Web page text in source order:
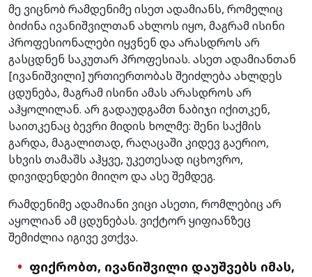
მე ვიცნობ რამდენიმე ისეთ ადამიანს, რომელიც
ბიძინა ივანიშვილთან ახლოს იყო, მაგრამ ისინი
პროფესიონალები იყვნენ და არასდროს არ
გასცდნენ საკუთარ პროფესიას. ასეთ ადამიანთან
[ივანიშვილი] ურთიერთობას შეიძლება ახლდეს
ცდუნება, მაგრამ ისინი ამას არასდროს არ
აჰყოლილან. არ გადაუდგამთ ნაბიჯი იქითკენ,
საითკენაც ბევრი მიდის ხოლმე: შენი საქმის
გარდა, მაგალითად, რაღაცაში კიდევ გაერიო,
სხვის თამაშს აჰყვე, უკეთესად იცხოვრო,
დივიდენდები მიიღო და ასე შემდეგ.
რამდენიმე ადამიანი ვიცი ასეთი, რომლებიც არ
აყოლიან ამ ცდუნებას. ვიქტორ ყიფიანზეც
შემიძლია იგივე ვთქვა.
ფიქრობთ, ივანიშვილი დაუშვებს იმას,